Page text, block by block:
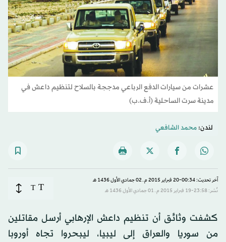
عشرات من سيارات الدفع الرباعي مدججة بالسلاح لتنظيم داعش في
مدينة سرت الساحلية (أ.ف.ب)
لندن:محمد الشافعي
آخر تحديث: 00:34-20 فبراير 2015 م ـ 02 جمادي الأول 1436 هـ
نُشر: 23:58-19 فبراير 2015 م ـ 01 جمادي الأول 1436 هـ
T
T
كشفت وثائق أن تنظيم داعش الإرهابي أرسل مقاتلين
من سوريا والعراق إلى ليبيا، ليبحروا تجاه أوروبا